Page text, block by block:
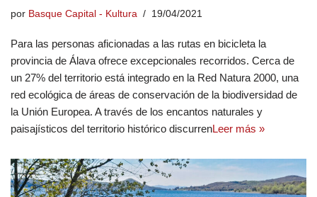
por Basque Capital - Kultura 19/04/2021
Para las personas aficionadas a las rutas en bicicleta la
provincia de Álava ofrece excepcionales recorridos. Cerca de
un 27% del territorio está integrado en la Red Natura 2000, una
red ecológica de áreas de conservación de la biodiversidad de
la Unión Europea. A través de los encantos naturales y
paisajísticos del territorio histórico discurrenLeer más »